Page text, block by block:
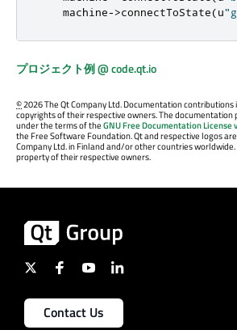
    machine
->connectToState(u
プロジェクト例 @ code.qt.io
©2026 The Qt Company Ltd. Documentation
copyrights of their respective owners. The documentation
under the terms of theGNU Free Documentation License
the Free Software Foundation. Qt and respective logos are
Company Ltd. in Finland and/or other countries
property of their respective owners.
Contact Us